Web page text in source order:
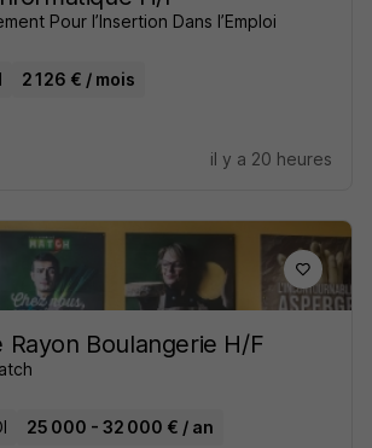
Pour l’Insertion Dans l’Emploi
2 126 € / mois
il y a 20 heures
Rayon Boulangerie H/F
25 000 - 32 000 € / an